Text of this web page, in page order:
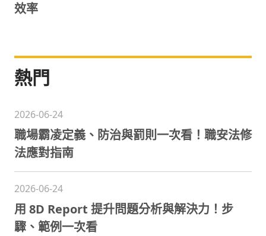
效率
熱門
2026-06-24
職場霸凌定義、防治與罰則一次看！職安法修
法應對指南
2026-06-24
用 8D Report 提升問題分析與解決力！步
驟、範例一次看